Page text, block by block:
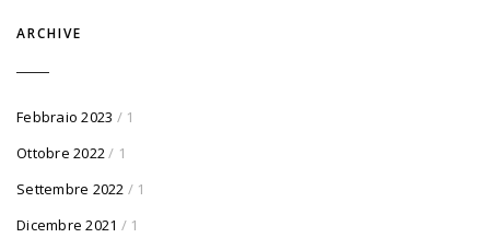
ARCHIVE
Febbraio 2023 / 1
Ottobre 2022/ 1
Settembre 2022 / 1
Dicembre 2021 / 1